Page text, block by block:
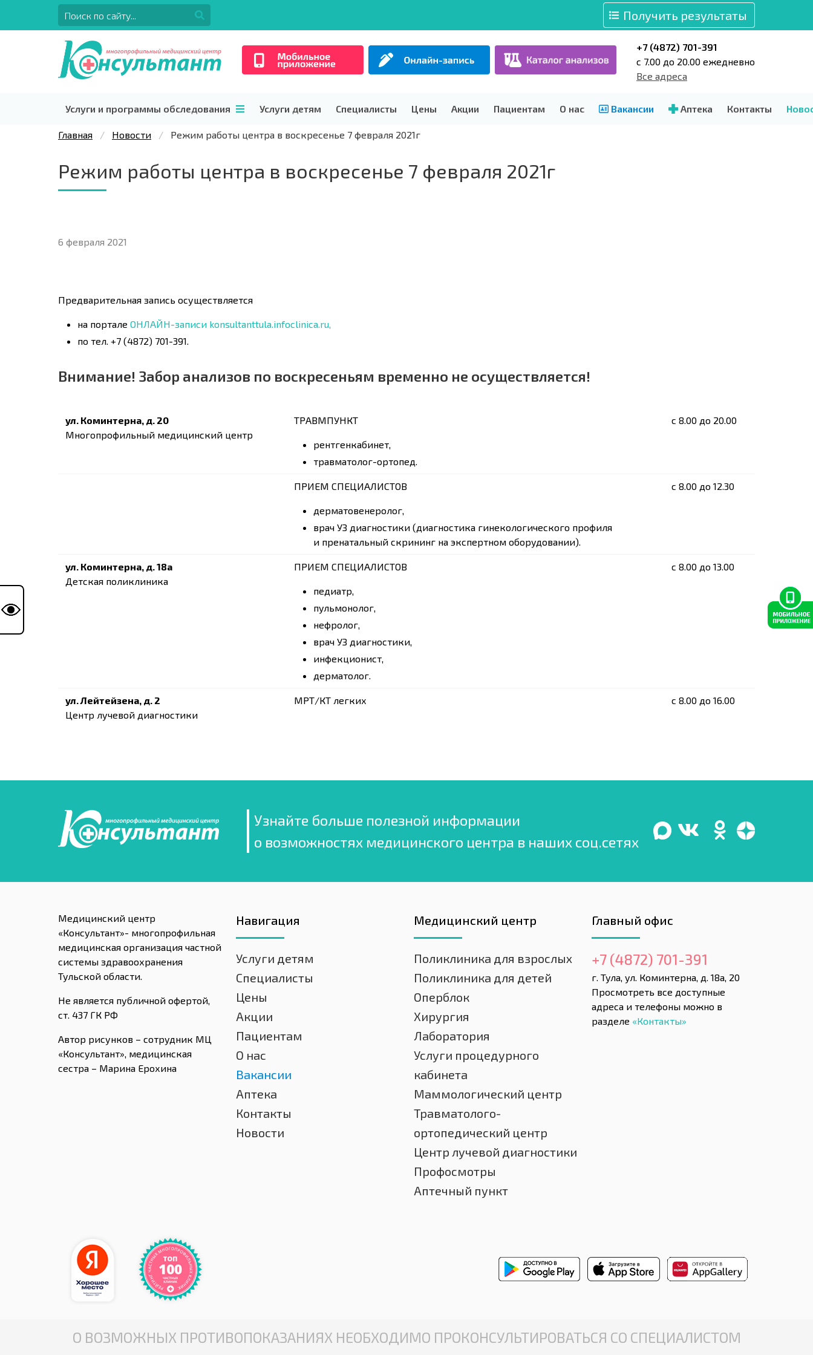
Получить результаты
+7 (4872) 701-391
c 7.00 до 20.00 ежедневно
Все адреса
Услуги и программы обследования Услуги детям Специалисты Цены Акции Пациентам О нас Вакансии Аптека Контакты
Главная Новости Режим работы центра в воскресенье 7 февраля 2021г
Режим работы центра в воскресенье 7 февраля 2021г
6 февраля 2021
Предварительная запись осуществляется
на портале ОНЛАЙН-записи konsultanttula.infoclinica.ru,
по тел. +7 (4872) 701-391.
Внимание! Забор анализов по воскресеньям временно не осуществляется!
ул. Коминтерна, д. 20
Многопрофильный медицинский центр
ТРАВМПУНКТ
рентгенкабинет,
травматолог-ортопед.
c 8.00 до 20.00
ПРИЕМ СПЕЦИАЛИСТОВ
дерматовенеролог,
врач УЗ диагностики (диагностика гинекологического профиля
и пренатальный скрининг на экспертном оборудовании).
c 8.00 до 12.30
ул. Коминтерна, д. 18а
Детская поликлиника
ПРИЕМ СПЕЦИАЛИСТОВ
педиатр,
пульмонолог,
нефролог,
врач УЗ диагностики,
инфекционист,
дерматолог.
c 8.00 до 13.00
ул. Лейтейзена, д. 2
Центр лучевой диагностики
МРТ/КТ легких c 8.00 до 16.00
Узнайте больше полезной информации
о возможностях медицинского центра в наших соц.сетях
Медицинский центр
«Консультант»- многопрофильная
медицинская организация частной
системы здравоохранения
Тульской области.
Не является публичной офертой,
ст. 437 ГК РФ
Автор рисунков – сотрудник МЦ
«Консультант», медицинская
сестра – Марина Ерохина
Навигация
Услуги детям
Специалисты
Цены
Акции
Пациентам
О нас
Вакансии
Аптека
Контакты
Новости
Медицинский центр
Поликлиника для взрослых
Поликлиника для детей
Оперблок
Хирургия
Лаборатория
Услуги процедурного
кабинета
Маммологический центр
Травматолого-
ортопедический центр
Центр лучевой диагностики
Профосмотры
Аптечный пункт
Главный офис
+7 (4872) 701-391
г. Тула, ул. Коминтерна, д. 18а, 20
Просмотреть все доступные
адреса и телефоны можно в
разделе «Контакты»
О ВОЗМОЖНЫХ ПРОТИВОПОКАЗАНИЯХ НЕОБХОДИМО ПРОКОНСУЛЬТИРОВАТЬСЯ СО СПЕЦИАЛИСТОМ